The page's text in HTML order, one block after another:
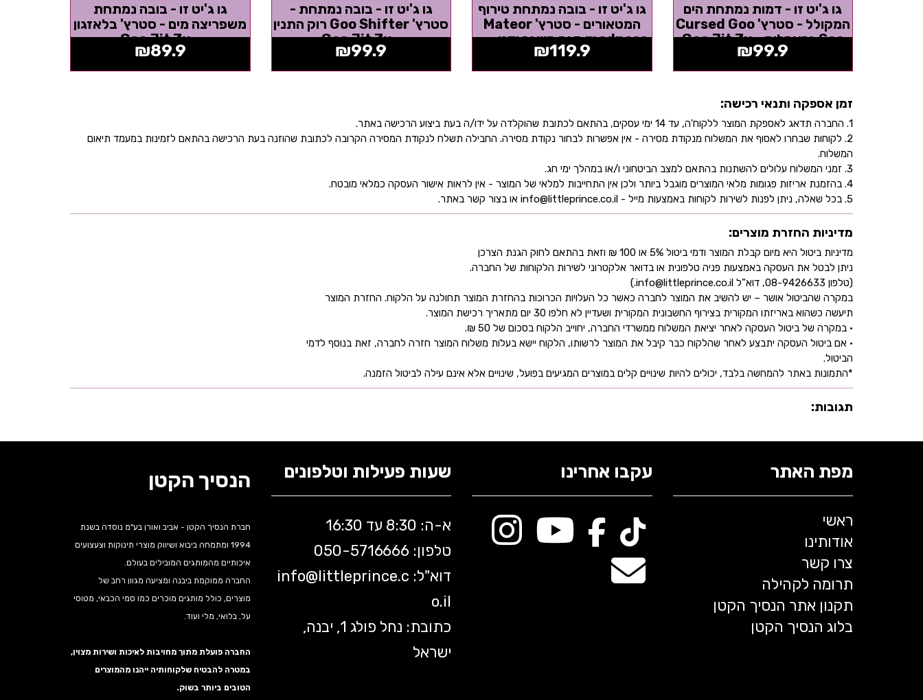
גו ג'יט זו - דמות נמתחת הים
המקולל - סטרץ' Cursed Goo
Sea גראפלוק - Goo Jit Zu
₪99.9
גו ג'יט זו - בובה נמתחת טירוף
המטאורים - סטרץ' Mateor
madness מגה משגר ידני -...
₪119.9
גו ג'יט זו - בובה נמתחת -
סטרץ' Goo Shifter רוק התנין
- Goo Jit Zu
₪99.9
גו ג'יט זו - בובה נמתחת
משפריצה מים - סטרץ' בלאזגון
- Goo Jit Zu
₪89.9
זמן אספקה ותנאי רכישה:
1. החברה תדאג לאספקת המוצר ללקוח'ה, עד 14 ימי עסקים, בהתאם לכתובת שהוקלדה על ידו/ה בעת ביצוע הרכישה באתר.
2. לקוחות שבחרו לאסוף את המשלוח מנקודת מסירה - אין אפשרות לבחור נקודת מסירה. החבילה תשלח לנקודת המסירה הקרובה לכתובת שהוזנה בעת הרכישה בהתאם לזמינות במעמד תיאום
המשלוח.
3. זמני המשלוח עלולים להשתנות בהתאם למצב הביטחוני ו/או במהלך ימי חג.
4. בהזמנת אריזות פגומות מלאי המוצרים מוגבל ביותר ולכן אין התחייבות למלאי של המוצר - אין לראות אישור העסקה כמלאי מובטח.
5. בכל שאלה, ניתן לפנות לשירות לקוחות באמצעות מייל - info@littleprince.co.il או בצור קשר באתר.
מדיניות החזרת מוצרים:
מדיניות ביטול היא מיום קבלת המוצר ודמי ביטול 5% או 100 ₪ וזאת בהתאם לחוק הגנת הצרכן
ניתן לבטל את העסקה באמצעות פניה טלפונית או בדואר אלקטרוני לשירות הלקוחות של החברה.
(טלפון 08-9426633, דוא”ל info@littleprince.co.il.)
במקרה שהביטול אושר – יש להשיב את המוצר לחברה כאשר כל העלויות הכרוכות בהחזרת המוצר תחולנה על הלקוח. החזרת המוצר
תיעשה כשהוא באריזתו המקורית בצירוף החשבונית המקורית ושעדיין לא חלפו 30 יום מתאריך רכישת המוצר.
• במקרה של ביטול העסקה לאחר יציאת המשלוח ממשרדי החברה, יחוייב הלקוח בסכום של 50 ₪.
• אם ביטול העסקה יתבצע לאחר שהלקוח כבר קיבל את המוצר לרשותו, הלקוח יישא בעלות משלוח המוצר חזרה לחברה, זאת בנוסף לדמי
הביטול.
*התמונות באתר להמחשה בלבד, יכולים להיות שינויים קלים במוצרים המגיעים בפועל, שינויים אלא אינם עילה לביטול הזמנה.
תגובות:
מפת האתר
ראשי
אודותינו
צרו קשר
תרומה לקהילה
תקנון אתר הנסיך הקטן
בלוג הנסיך הקטן
עקבו אחרינו שעות פעילות וטלפונים
א-ה: 8:30 עד 16:30
טלפון: 050-5 716666
דוא"ל:
info@littleprince.c
o.il
כתובת: נחל פולג 1, יבנה,
ישראל
הנסיך הקטן
חברת הנסיך הקטן - אביב ואורן בע"מ נוסדה בשנת
1994 ומתמחה ביבוא ושיווק מוצרי תינוקות וצעצועים
איכותיים מהמותגים המובילים בעולם.
החברה ממוקמת ביבנה ומציעה מגוון רחב של
מוצרים, כולל מותגים מוכרים כמו סמי הכבאי, מטוסי
על, בלואי, מלי ועוד.
החברה פועלת מתוך מחויבות לאיכות ושירות מצוין,
במטרה להבטיח שלקוחותיה ייהנו מהמוצרים
הטובים ביותר בשוק.